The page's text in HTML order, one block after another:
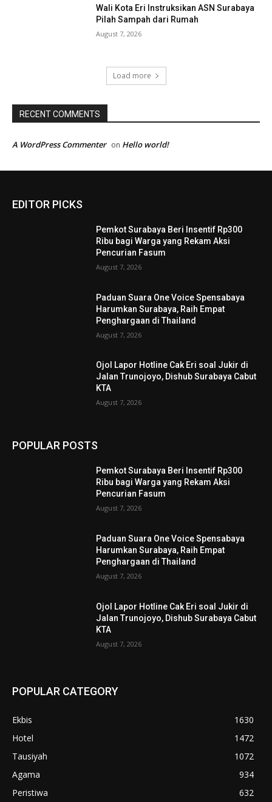
Wali Kota Eri Instruksikan ASN Surabaya
Pilah Sampah dari Rumah
August 7, 2026
Load more
RECENT COMMENTS
A WordPress Commenter on Hello world!
EDITOR PICKS
Pemkot Surabaya Beri Insentif Rp300
Ribu bagi Warga yang Rekam Aksi
Pencurian Fasum
August 7, 2026
Paduan Suara One Voice Spensabaya
Harumkan Surabaya, Raih Empat
Penghargaan di Thailand
August 7, 2026
Ojol Lapor Hotline Cak Eri soal Jukir di
Jalan Trunojoyo, Dishub Surabaya Cabut
KTA
August 7, 2026
POPULAR POSTS
Pemkot Surabaya Beri Insentif Rp300
Ribu bagi Warga yang Rekam Aksi
Pencurian Fasum
August 7, 2026
Paduan Suara One Voice Spensabaya
Harumkan Surabaya, Raih Empat
Penghargaan di Thailand
August 7, 2026
Ojol Lapor Hotline Cak Eri soal Jukir di
Jalan Trunojoyo, Dishub Surabaya Cabut
KTA
August 7, 2026
POPULAR CATEGORY
Ekbis
1630
Hotel
1472
Tausiyah
1072
Agama
934
Peristiwa
632